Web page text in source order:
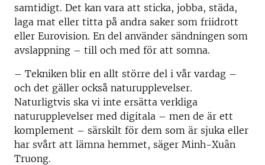
samtidigt. Det kan vara att sticka, jobba, städa,
laga mat eller titta på andra saker som friidrott
eller Eurovision. En del använder sändningen som
avslappning – till och med för att somna.
– Tekniken blir en allt större del i vår vardag –
och det gäller också naturupplevelser.
Naturligtvis ska vi inte ersätta verkliga
naturupplevelser med digitala – men de är ett
komplement – särskilt för dem som är sjuka eller
har svårt att lämna hemmet, säger Minh-Xuân
Truong.